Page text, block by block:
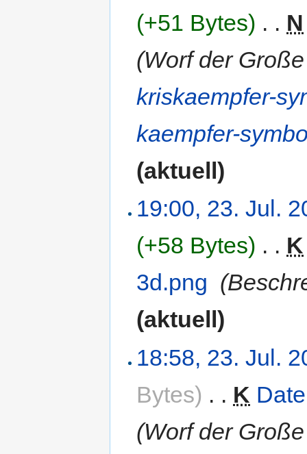
(+51 Bytes) . . N
(Worf der
kriskaempfer-
kaempfer-
(aktuell)
19:00, 23. Jul.
(+58 Bytes) . . K
3d.png
(aktuell)
18:58, 23. Jul.
Bytes) . . K
(Worf der